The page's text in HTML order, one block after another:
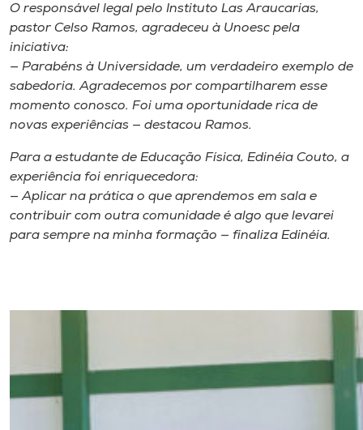
O responsável legal pelo Instituto Las Araucarias,
pastor Celso Ramos, agradeceu à Unoesc pela
iniciativa:
— Parabéns à Universidade, um verdadeiro exemplo de
sabedoria. Agradecemos por compartilharem esse
momento conosco. Foi uma oportunidade rica de
novas experiências — destacou Ramos.
Para a estudante de Educação Física, Edinéia Couto, a
experiência foi enriquecedora:
— Aplicar na prática o que aprendemos em sala e
contribuir com outra comunidade é algo que levarei
para sempre na minha formação — finaliza Edinéia.